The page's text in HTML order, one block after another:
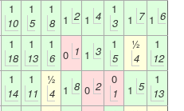
1
10
1
5
1
8 1 2 1 4
1
3
1 7 1 6
1
18
1
13
1
6 0 1 1 3
1
5
½
4
1
12
1
14
1
11
½
4 1 8 0 2
0
1
1 5
1
13